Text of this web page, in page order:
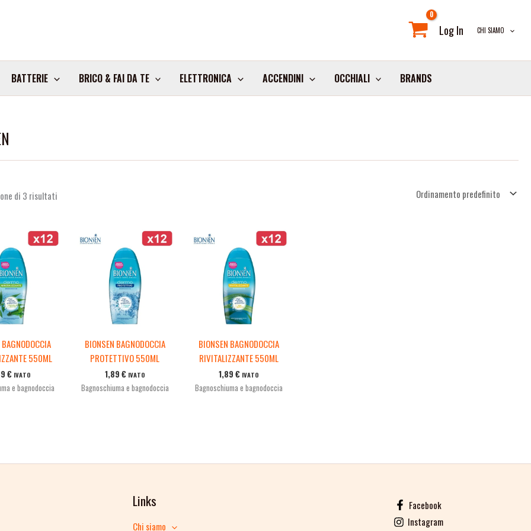
Log In CHI SIAMO
BATTERIE BRICO & FAI DA TE ELETTRONICA ACCENDINI OCCHIALI BRANDS
di 3 risultati
550ML
€ IVATO
e bagnodoccia
BIONSEN BAGNODOCCIA
PROTETTIVO 550ML
1,89 € IVATO
Bagnoschiuma e bagnodoccia
BIONSEN BAGNODOCCIA
RIVITALIZZANTE 550ML
1,89€ IVATO
Bagnoschiuma e bagnodoccia
Links
Chi siamo
Facebook
Instagram